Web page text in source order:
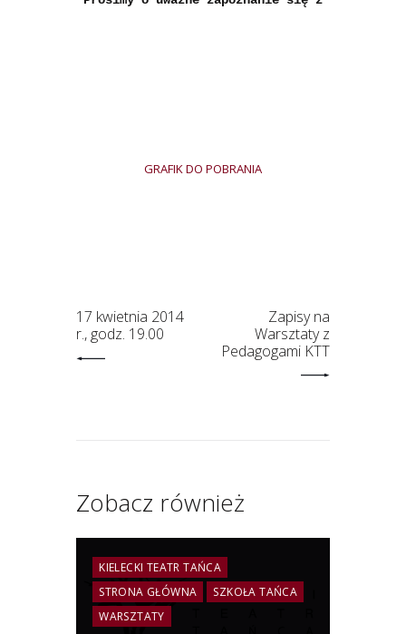
GRAFIK DO POBRANIA
17 kwietnia 2014
r., godz. 19.00
Zapisy na
Warsztaty z
Pedagogami KTT
Zobacz również
KIELECKI TEATR TAŃCA
STRONA GŁÓWNA
SZKOŁA TAŃCA
WARSZTATY